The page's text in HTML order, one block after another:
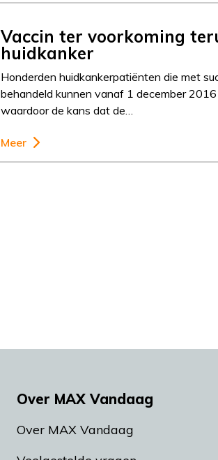
Vaccin ter voorkoming
huidkanker
Honderden huidkankerpatiënten die met
behandeld kunnen vanaf 1 december
waardoor de kans dat de…
Meer
Over MAX Vandaag
Over MAX Vandaag